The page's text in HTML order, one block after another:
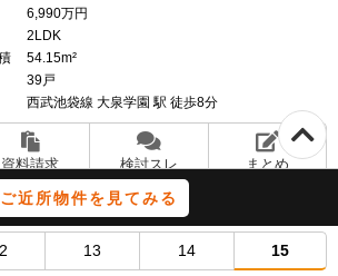
ご近所物件を見てみる
13 14 15
6,990万円
2LDK
54.15m²
39戸
西武池袋線 大泉学園 駅 徒歩8分
資料請求 検討スレ まとめ
目
東京都世田谷区上用賀３-186番1